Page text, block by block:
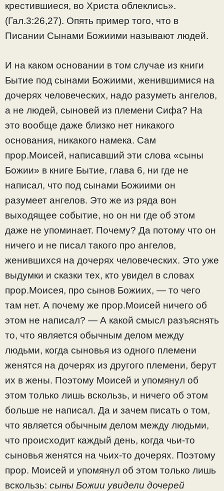
крестившиеся, во Христа облеклись».
(Гал.3:26,27). Опять пример того, что в
Писании Сынами Божиими называют людей.
И на каком основании в том случае из книги
Бытие под сынами Божиими, женившимися на
дочерях человеческих, надо разуметь ангелов,
а не людей, сыновей из племени Сифа? На
это вообще даже близко нет никакого
основания, никакого намека. Сам
прор.Моисей, написавший эти слова «сыны
Божии» в книге Бытие, глава 6, ни где не
написал, что под сынами Божиими он
разумеет ангелов. Это же из ряда вон
выходящее событие, но он ни где об этом
даже не упоминает. Почему? Да потому что он
ничего и не писал такого про ангелов,
женившихся на дочерях человеческих. Это уже
выдумки и сказки тех, кто увидел в словах
прор.Моисея, про сынов Божиих, — то чего
там нет. А почему же прор.Моисей ничего об
этом не написал? — А какой смысл разъяснять
то, что является обычным делом между
людьми, когда сыновья из одного племени
женятся на дочерях из другого племени, берут
их в жены. Поэтому Моисей и упомянул об
этом только лишь вскользь, и ничего об этом
больше не написал. Да и зачем писать о том,
что является обычным делом между людьми,
что происходит каждый день, когда чьи-то
сыновья женятся на чьих-то дочерях. Поэтому
прор. Моисей и упомянул об этом только лишь
вскользь: сыны Божии увидели дочерей